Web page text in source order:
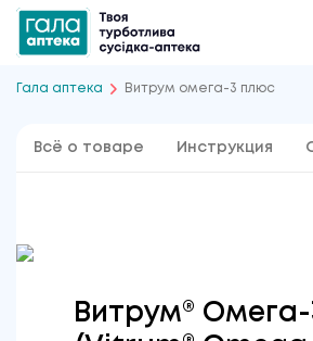
Гала аптека Витрум омега-3 плюс
Всё о товаре Инструкция
Витрум®